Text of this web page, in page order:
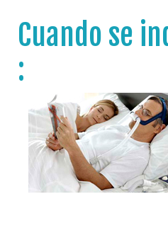
Cuando se
: